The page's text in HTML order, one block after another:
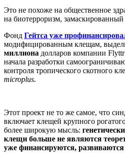
Это не похоже на общественное
на биотерроризм, замаскированный
Фонд Гейтса уже
модифицированным клещам,
миллиона долларов компании
начала разработки
контроля тропического скотного
microplus.
Этот проект не то же самое, что
включает клещей крупного
более широкую мысль:
клещи больше не являются
уже финансируются,